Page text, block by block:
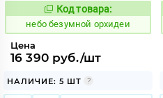
Код:
1124189
Код товара:
небо безумной орхидеи
Цена
16 390 руб./шт
НАЛИЧИЕ: 5 ШТ